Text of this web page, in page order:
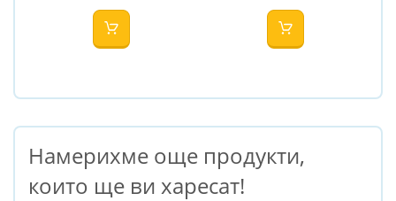
AVENT
Намерихме още продукти,
които ще ви харесат!